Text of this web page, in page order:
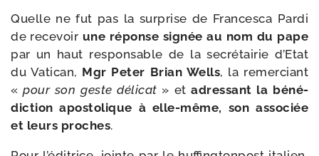
Quelle ne fut pas la sur­prise de Francesca Pardi
de rece­voir une réponse signée au nom du pape
par un haut res­pon­sable de la secré­tai­rie d’Etat
du Vatican, Mgr Peter Brian Wells, la remer­ciant
«pour son geste déli­cat » etadres­sant la béné­
dic­tion apos­to­lique à elle-​même, son asso­ciée
et leurs proches.